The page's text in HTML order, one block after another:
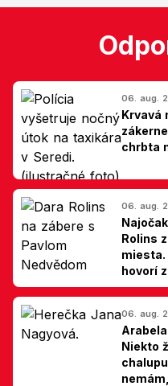
06. aug.
Krvavá
chrbta
06. aug.
Rolins
miesta.
hovorí
06. aug.
Niekto